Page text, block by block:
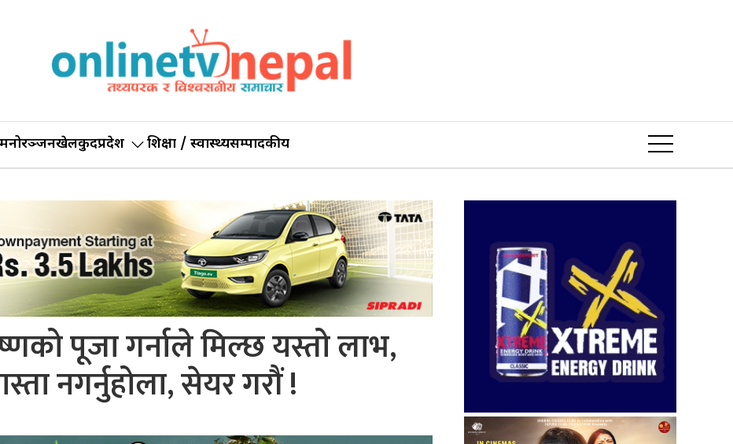
मनोरञ्जनखेलकुदप्रदेश शिक्षा / स्वास्थ्यसम्पादकीय
पूजा गर्नाले मिल्छ यस्तो लाभ,
नगर्नुहोला, सेयर गरौं !